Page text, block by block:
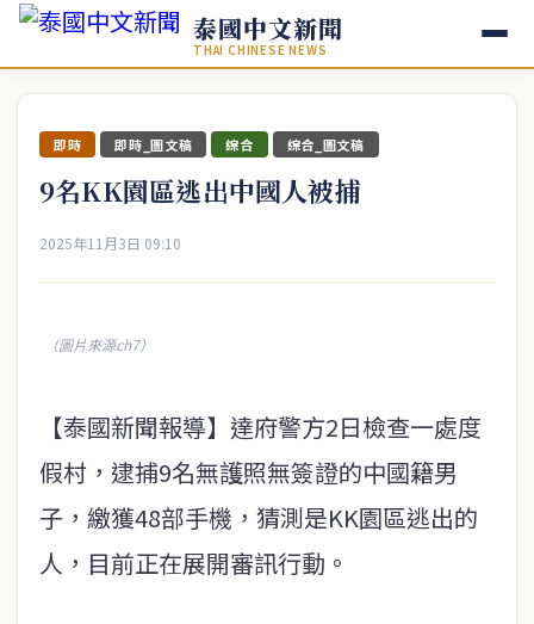
泰國中文新聞
THAI CHINESE NEWS
即時 即時_圖文稿 綜合 綜合_圖文稿
9名KK園區逃出中國人被捕
2025年11月3日 09:10
（圖片來源ch7）
【泰國新聞報導】達府警方2日檢查一處度
假村，逮捕9名無護照無簽證的中國籍男
子，繳獲48部手機，猜測是KK園區逃出的
人，目前正在展開審訊行動。